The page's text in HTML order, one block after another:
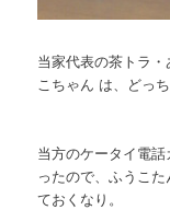
当家代表の茶トラ
こちゃん は、どっ
当方のケータイ電
ったので、ふうこ
ておくなり。